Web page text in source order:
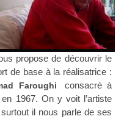
propose de découvrir le
de base à la réalisatrice :
Faroughi
consacré à
1967. On y voit l’artiste
il nous parle de ses